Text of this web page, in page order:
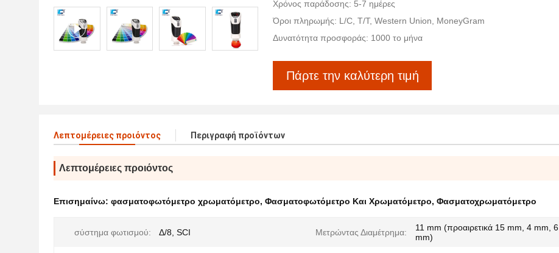
Χρόνος παράδοσης: 5-7 ημέρες
Όροι πληρωμής: L/C, T/T, Western Union, MoneyGram
Δυνατότητα προσφοράς: 1000 το μήνα
Πάρτε την καλύτερη τιμή
Λεπτομέρειες προιόντος Περιγραφή προϊόντων
Λεπτομέρειες προιόντος
Επισημαίνω: φασματοφωτόμετρο χρωματόμετρο, Φασματοφωτόμετρο Και Χρωματόμετρο, Φασματοχρωματόμετρο
σύστημα φωτισμού: Δ/8, SCI Μετρώντας Διαμέτρημα:
11 mm (προαιρετικά 15 mm, 4 mm, 6
mm)